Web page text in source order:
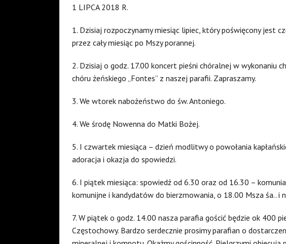
1 LIPCA 2018 R.
1. Dzisiaj rozpoczynamy miesiąc lipiec, który poświęcony jest
przez cały miesiąc po Mszy porannej.
2. Dzisiaj o godz. 17.00 koncert pieśni chóralnej w wykonaniu
chóru żeńskiego „Fontes” z naszej parafii. Zapraszamy.
3. We wtorek nabożeństwo do św. Antoniego.
4. We środę Nowenna do Matki Bożej.
5. I czwartek miesiąca – dzień modlitwy o powołania
adoracja i okazja do spowiedzi.
6. I piątek miesiąca: spowiedź od 6.30 oraz od 16.30 –
komunijne i kandydatów do bierzmowania, o 18.00 Msza śa.. i
7. W piątek o godz. 14.00 nasza parafia gościć będzie ok 400
Częstochowy. Bardzo serdecznie prosimy parafian o